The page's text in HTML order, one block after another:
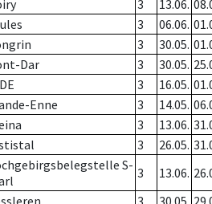
3 13.06.
3 06.06.
3 30.05.
Dar 3 30.05.
3 16.05.
Enne 3 14.05.
3 13.06.
3 26.05.
S- 3 13.06.